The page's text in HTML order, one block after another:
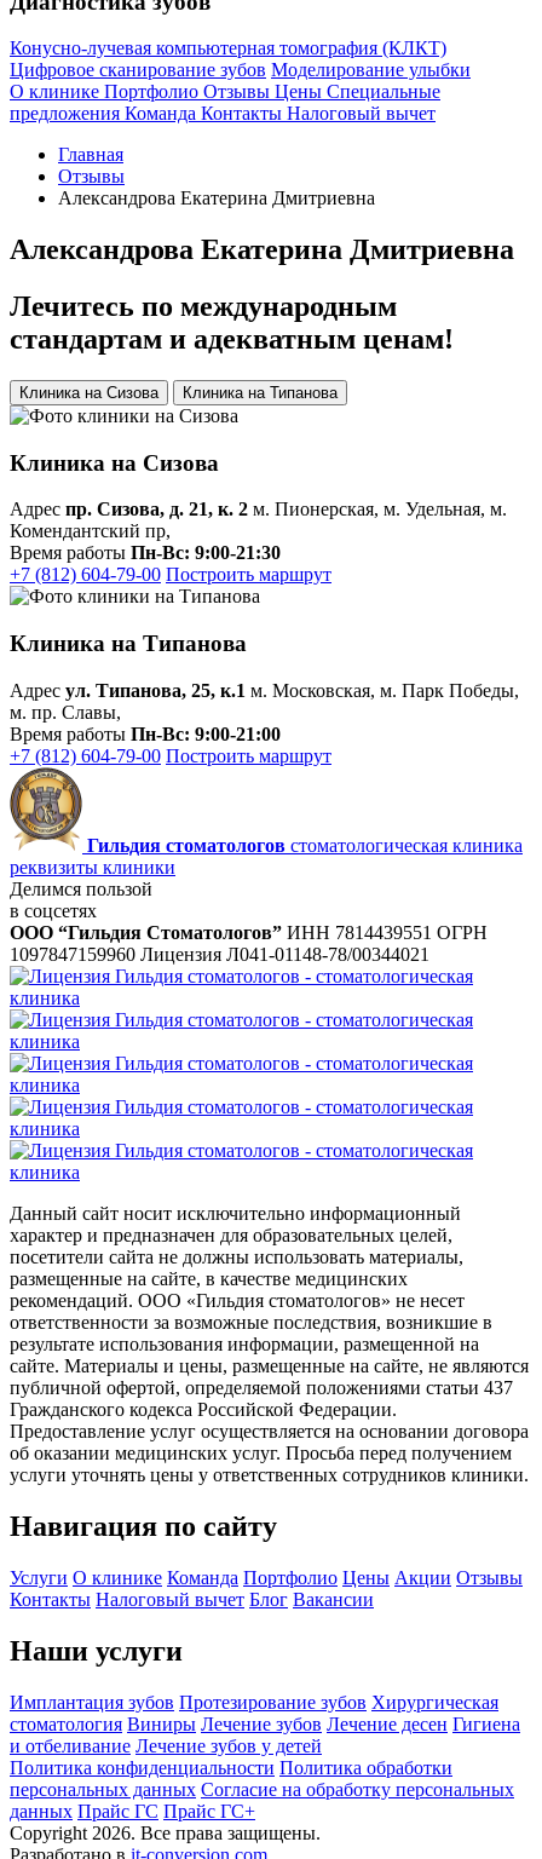
Конусно-лучевая компьютерная томография (КЛКТ)
Цифровое сканирование зубов Моделирование улыбки
О клинике Портфолио Отзывы Цены Специальные
предложения Команда Контакты Налоговый вычет
Главная
Отзывы
Александрова Екатерина Дмитриевна
Александрова Екатерина Дмитриевна
Лечитесь по международным
стандартам и адекватным ценам!
Клиника на Сизова Клиника на Типанова
Клиника на Сизова
Адрес пр. Сизова, д. 21, к. 2 м. Пионерская, м. Удельная, м.
Комендантский пр,
Время работы Пн-Вс: 9:00-21:30
+7 (812) 604-79-00 Построить маршрут
Клиника на Типанова
Адрес ул. Типанова, 25, к.1 м. Московская, м. Парк Победы,
м. пр. Славы,
Время работы Пн-Вс: 9:00-21:00
+7 (812) 604-79-00 Построить маршрут
Гильдия стоматологов стоматологическая клиника
реквизиты клиники
Делимся пользой
в соцсетях
ООО “Гильдия Стоматологов” ИНН 7814439551 ОГРН
1097847159960 Лицензия Л041-01148-78/00344021
Данный сайт носит исключительно информационный
характер и предназначен для образовательных целей,
посетители сайта не должны использовать материалы,
размещенные на сайте, в качестве медицинских
рекомендаций. ООО «Гильдия стоматологов» не несет
ответственности за возможные последствия, возникшие в
результате использования информации, размещенной на
сайте. Материалы и цены, размещенные на сайте, не являются
публичной офертой, определяемой положениями статьи 437
Гражданского кодекса Российской Федерации.
Предоставление услуг осуществляется на основании договора
об оказании медицинских услуг. Просьба перед получением
услуги уточнять цены у ответственных сотрудников клиники.
Навигация по сайту
Услуги О клинике Команда Портфолио Цены Акции Отзывы
Контакты Налоговый вычет Блог Вакансии
Наши услуги
Имплантация зубов Протезирование зубов Хирургическая
стоматология Виниры Лечение зубов Лечение десен Гигиена
и отбеливание Лечение зубов у детей
Политика конфиденциальности Политика обработки
персональных данных Согласие на обработку персональных
данных Прайс ГС Прайс ГС+
Copyright 2026. Все права защищены.
Разработано в it-conversion.com